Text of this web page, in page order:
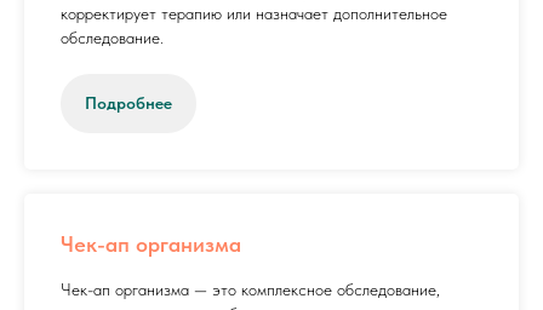
корректирует терапию или назначает дополнительное
обследование.
Подробнее
Чек-ап организма
Чек-ап организма — это комплексное обследование,